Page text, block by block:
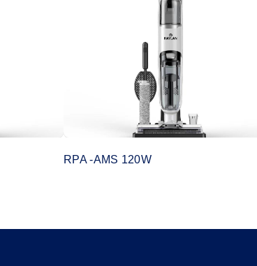
RPA -AMS 120W